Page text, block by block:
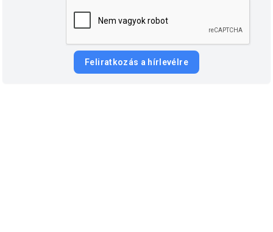
Feliratkozás a hírlevélre